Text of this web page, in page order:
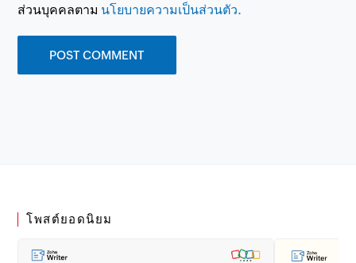
ส่วนบุคคลตาม นโยบายความเป็นส่วนตัว.
โพสต์ยอดนิยม